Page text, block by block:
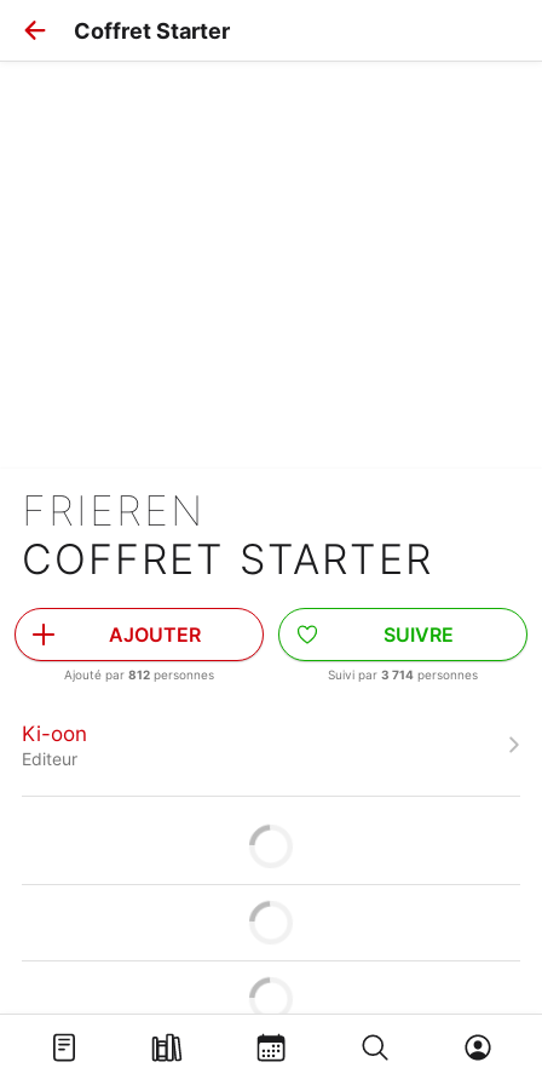
Coffret Starter
FRIEREN
COFFRET STARTER
AJOUTER
Ajouté par 812 personnes
SUIVRE
Suivi par 3 714 personnes
Ki-oon
Editeur